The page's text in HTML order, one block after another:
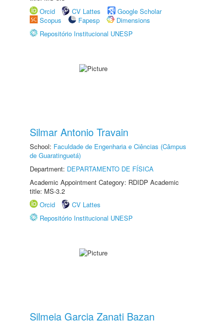
Orcid
CV Lattes
Google Scholar
Scopus
Fapesp
Dimensions
Repositório Institucional UNESP
Silmar Antonio Travain
School: Faculdade de Engenharia e Ciências (Câmpus
de Guaratinguetá)
Department: DEPARTAMENTO DE FÍSICA
Academic Appointment Category: RDIDP Academic
title: MS-3.2
Orcid
CV Lattes
Repositório Institucional UNESP
Silmeia Garcia Zanati Bazan